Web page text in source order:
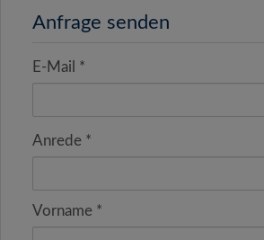
Anfrage senden
E-Mail
Anrede
Vorname